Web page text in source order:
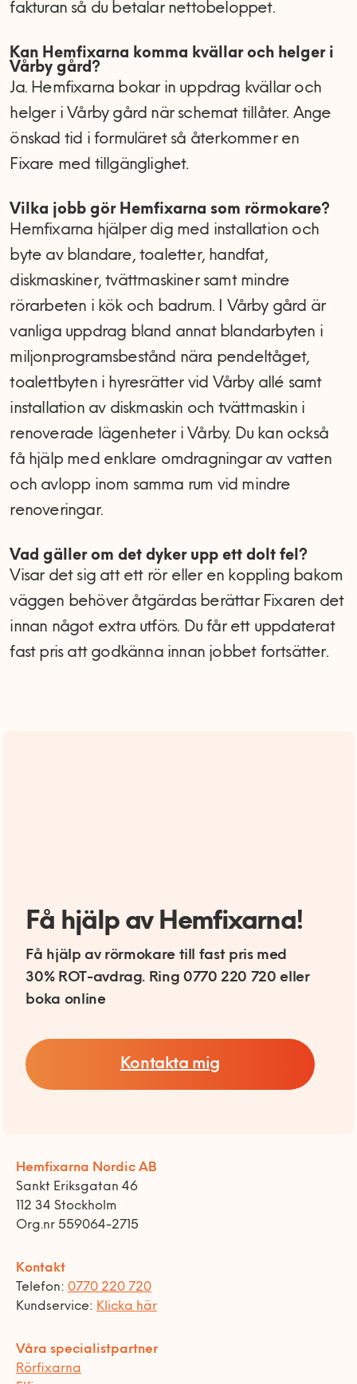
fakturan så du betalar nettobeloppet.
Kan Hemfixarna komma kvällar och helger i
Vårby gård?
Ja. Hemfixarna bokar in uppdrag kvällar och
helger i Vårby gård när schemat tillåter. Ange
önskad tid i formuläret så återkommer en
Fixare med tillgänglighet.
Vilka jobb gör Hemfixarna som rörmokare?
Hemfixarna hjälper dig med installation och
byte av blandare, toaletter, handfat,
diskmaskiner, tvättmaskiner samt mindre
rörarbeten i kök och badrum. I Vårby gård är
vanliga uppdrag bland annat blandarbyten i
miljonprogramsbestånd nära pendeltåget,
toalettbyten i hyresrätter vid Vårby allé samt
installation av diskmaskin och tvättmaskin i
renoverade lägenheter i Vårby. Du kan också
få hjälp med enklare omdragningar av vatten
och avlopp inom samma rum vid mindre
renoveringar.
Vad gäller om det dyker upp ett dolt fel?
Visar det sig att ett rör eller en koppling bakom
väggen behöver åtgärdas berättar Fixaren det
innan något extra utförs. Du får ett uppdaterat
fast pris att godkänna innan jobbet fortsätter.
Få hjälp av Hemfixarna!
Få hjälp av rörmokare till fast pris med
30% ROT-avdrag. Ring 0770 220 720 eller
boka online
Kontakta mig
Hemfixarna Nordic AB
Sankt Eriksgatan 46
112 34 Stockholm
Org.nr 559064-2715
Kontakt
Telefon: 0770 220 720
Kundservice: Klicka här
Våra specialistpartner
Rörfixarna